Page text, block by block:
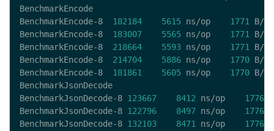
BenchmarkEncode-8 182184 5615 ns/op 1771
B/
BenchmarkEncode-8 183007 5565 ns/op 1771
B/
BenchmarkEncode-8 218664 5593 ns/op 1771
B/
BenchmarkEncode-8 214704 5886 ns/op 1770 B/
BenchmarkEncode-8 181861 5605 ns/op 1770 B/
BenchmarkJsonDecode-8 123667 8412 ns/op 1776
BenchmarkJsonDecode-8 122796 8497 ns/op 1776
BenchmarkJsonDecode-8 132103 8471 ns/op 1776